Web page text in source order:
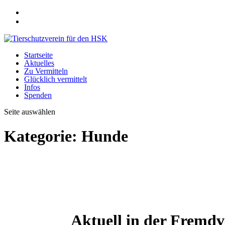
Startseite
Aktuelles
Zu Vermitteln
Glücklich vermittelt
Infos
Spenden
Seite auswählen
Kategorie: Hunde
Aktuell in der